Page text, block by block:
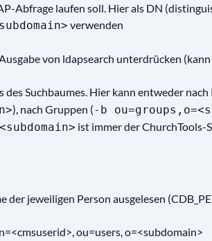
Abfrage laufen soll. Hier als DN
verwenden
von ldapsearch unterdrücken
des Suchbaumes. Hier kann entweder
), nach Gruppen (-b
<subdomain> ist immer der ChurchTools-
jeweiligen Person ausgelesen
ou=users, o=<subdomain>